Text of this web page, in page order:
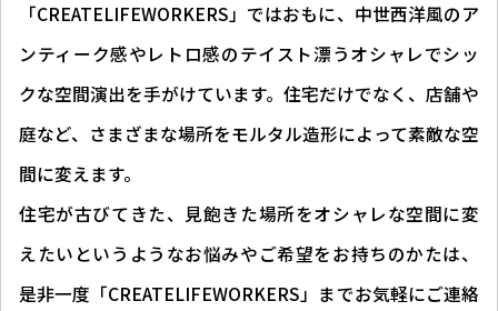
「CREATELIFEWORKERS」ではおもに、中世西洋風のア
ンティーク感やレトロ感のテイスト漂うオシャレでシッ
クな空間演出を手がけています。住宅だけでなく、店舗や
庭など、さまざまな場所をモルタル造形によって素敵な空
間に変えます。
住宅が古びてきた、見飽きた場所をオシャレな空間に変
えたいというようなお悩みやご希望をお持ちのかたは、
是非一度「CREATELIFEWORKERS」までお気軽にご連絡